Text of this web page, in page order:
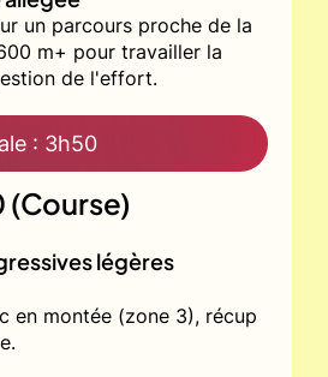
un parcours proche de la
m+ pour travailler la
de l'effort.
: 3h50
(Course)
légères
en montée (zone 3), récup